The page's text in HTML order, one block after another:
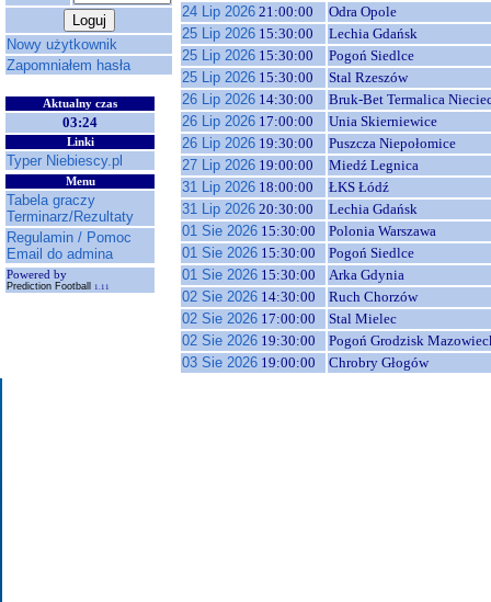
Nowy użytkownik
Zapomniałem hasła
Aktualny czas
03:24
Linki
Typer Niebiescy.pl
Menu
Tabela graczy
Terminarz/Rezultaty
Regulamin / Pomoc
Email do admina
Powered by
Prediction Football 1.11
24 Lip 2026 21:00:00
Odra Opole
25 Lip 2026 15:30:00
Lechia Gdańsk
25 Lip 2026 15:30:00
Pogoń Siedlce
25 Lip 2026 15:30:00
Stal Rzeszów
26 Lip 2026 14:30:00
Bruk-Bet Termalica
26 Lip 2026 17:00:00
Unia Skierniewice
26 Lip 2026 19:30:00
Puszcza Niepołomice
27 Lip 2026 19:00:00
Miedź Legnica
31 Lip 2026 18:00:00
ŁKS Łódź
31 Lip 2026 20:30:00
Lechia Gdańsk
01 Sie 2026 15:30:00
Polonia Warszawa
01 Sie 2026 15:30:00
Pogoń Siedlce
01 Sie 2026 15:30:00
Arka Gdynia
02 Sie 2026 14:30:00
Ruch Chorzów
02 Sie 2026 17:00:00
Stal Mielec
02 Sie 2026 19:30:00
Pogoń Grodzisk
03 Sie 2026 19:00:00 Chrobry Głogów